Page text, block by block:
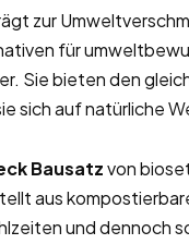
zur
für
Sie bieten den
sich auf natürliche
Bausatzvon
aus
und dennoch